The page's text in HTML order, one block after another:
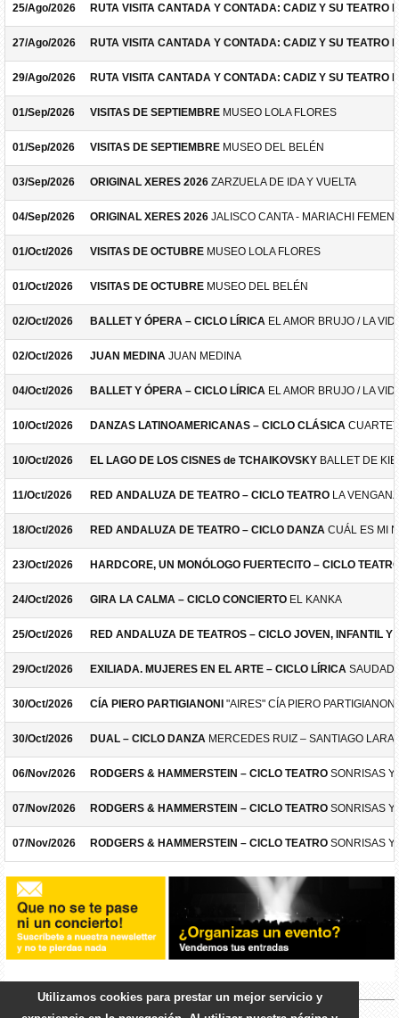
25/Ago/2026 RUTA VISITA CANTADA Y CONTADA: CADIZ Y SU TEATRO
27/Ago/2026 RUTA VISITA CANTADA Y CONTADA: CADIZ Y SU TEATRO
29/Ago/2026 RUTA VISITA CANTADA Y CONTADA: CADIZ Y SU TEATRO
01/Sep/2026 VISITAS DE SEPTIEMBRE MUSEO LOLA FLORES
01/Sep/2026 VISITAS DE SEPTIEMBRE MUSEO DEL BELÉN
03/Sep/2026 ORIGINAL XERES 2026 ZARZUELA DE IDA Y VUELTA
04/Sep/2026 ORIGINAL XERES 2026 JALISCO CANTA - MARIACHI
01/Oct/2026 VISITAS DE OCTUBRE MUSEO LOLA FLORES
01/Oct/2026 VISITAS DE OCTUBRE MUSEO DEL BELÉN
02/Oct/2026 BALLET Y ÓPERA – CICLO LÍRICA EL AMOR BRUJO / LA
02/Oct/2026 JUAN MEDINA JUAN MEDINA
04/Oct/2026 BALLET Y ÓPERA – CICLO LÍRICA EL AMOR BRUJO / LA
10/Oct/2026 DANZAS LATINOAMERICANAS – CICLO CLÁSICA
10/Oct/2026 EL LAGO DE LOS CISNES de TCHAIKOVSKY BALLET DE
11/Oct/2026 RED ANDALUZA DE TEATRO – CICLO TEATRO LA
18/Oct/2026 RED ANDALUZA DE TEATRO – CICLO DANZA CUÁL ES MI
23/Oct/2026 HARDCORE, UN MONÓLOGO FUERTECITO – CICLO
24/Oct/2026 GIRA LA CALMA – CICLO CONCIERTO EL KANKA
25/Oct/2026 RED ANDALUZA DE TEATROS – CICLO JOVEN, INFANTIL Y
29/Oct/2026 EXILIADA. MUJERES EN EL ARTE – CICLO LÍRICA
30/Oct/2026 CÍA PIERO PARTIGIANONI "AIRES" CÍA PIERO PARTIGIANONI
30/Oct/2026 DUAL – CICLO DANZA MERCEDES RUIZ – SANTIAGO LARA
06/Nov/2026 RODGERS & HAMMERSTEIN – CICLO TEATRO SONRISAS Y
07/Nov/2026 RODGERS & HAMMERSTEIN – CICLO TEATRO SONRISAS Y
07/Nov/2026 RODGERS & HAMMERSTEIN – CICLO TEATRO SONRISAS Y
Utilizamos cookies para prestar un mejor servicio y